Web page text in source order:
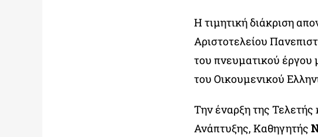
Η τιμητική διάκριση
Αριστοτελείου
του πνευματικού έργου
του Οικουμενικού
Την έναρξη της
Ανάπτυξης, Καθηγητής